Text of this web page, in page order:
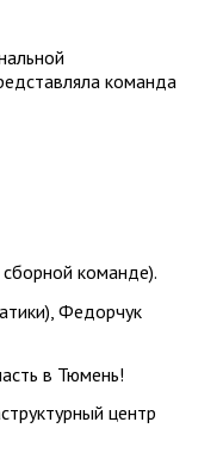
команда
команде).
Федорчук
в Тюмень!
центр